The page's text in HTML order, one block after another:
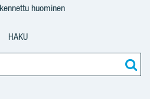
huominen
HAKU